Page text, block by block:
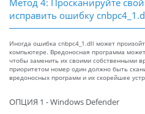
исправить ошибку
Иногда ошибка cnbpc4_1.dll может
компьютере. Вредоносная программа
чтобы заменить их своими собственными
приоритетом номер один должно быть
вредоносных программ и их скорейшее
ОПЦИЯ 1 - Windows Defender